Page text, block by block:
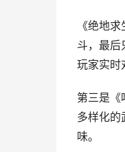
《绝地
斗，最后
玩家实时
第三是《
多样化的
味。